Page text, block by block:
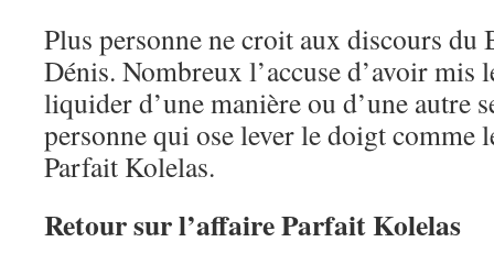
Plus personne ne croit aux discours du
Dénis. Nombreux l’accuse d’avoir mis
liquider d’une manière ou d’une autre
personne qui ose lever le doigt comme
Parfait Kolelas.
Retour sur l’affaire Parfait Kolelas